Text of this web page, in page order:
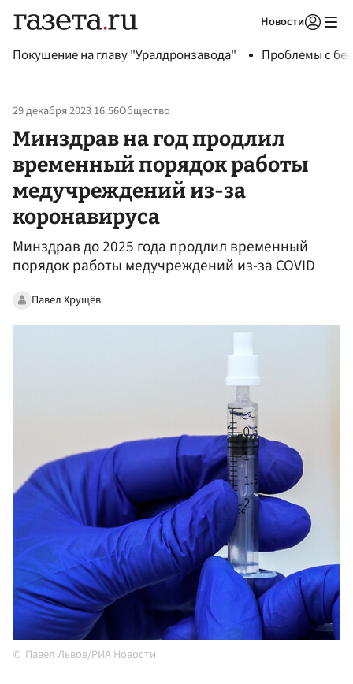
Новости
Покушение на главу "Уралдронзавода" Проблемы с
29 декабря 2023 16:56Общество
Минздрав на год продлил
временный порядок работы
медучреждений из-за
коронавируса
Минздрав до 2025 года продлил временный
порядок работы медучреждений из-за COVID
Павел Хрущёв
Павел Львов/РИА Новости